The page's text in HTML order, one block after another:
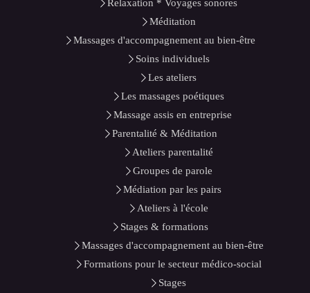
Relaxation * Voyages sonores
Méditation
Massages d'accompagnement au bien-être
Soins individuels
Les ateliers
Les massages poétiques
Massage assis en entreprise
Parentalité & Méditation
Ateliers parentalité
Groupes de parole
Médiation par les pairs
Ateliers à l'école
Stages & formations
Massages d'accompagnement au bien-être
Formations pour le secteur médico-social
Stages